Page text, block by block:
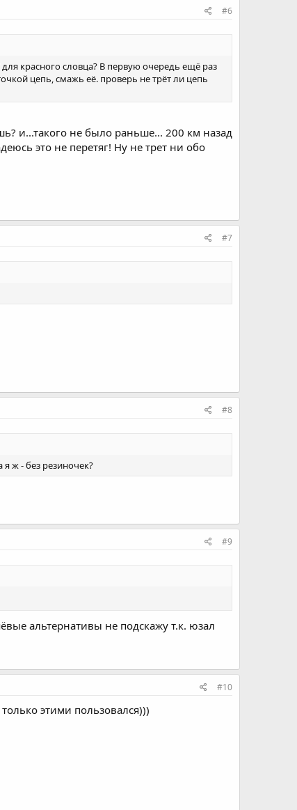
#6
красного словца? В первую очередь ещё раз
цепь, смажь её. проверь не трёт ли цепь
и...такого не было раньше... 200 км назад
это не перетяг! Ну не трет ни обо
#7
#8
я ж - без резиночек?
#9
альтернативы не подскажу т.к. юзал
#10
этими пользовался)))